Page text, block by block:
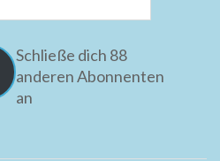
Schließe dich 88
anderen Abonnenten
an